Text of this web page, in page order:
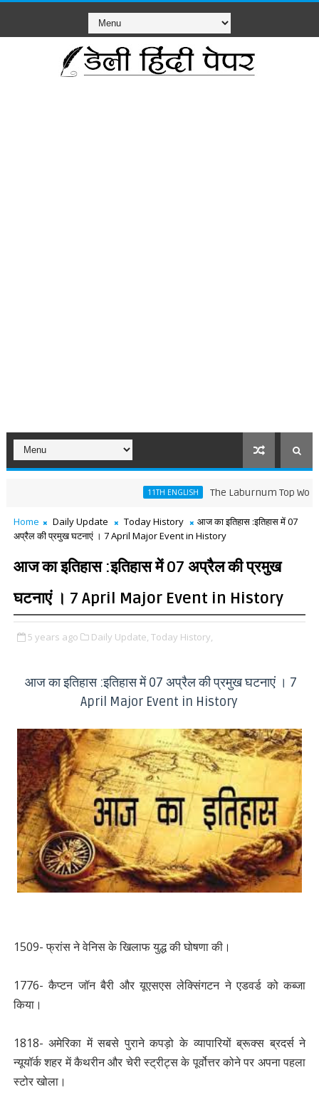
11TH ENGLISH The Laburnum Top Words
Home Daily Update Today History
आज का इतिहास :इतिहास में 07
अप्रैल की प्रमुख घटनाएं । 7 April Major Event in History
आज का इतिहास :इतिहास में 07 अप्रैल की प्रमुख
घटनाएं । 7 April Major Event in History
5 years ago Daily Update, Today History,
आज का इतिहास :इतिहास में 07 अप्रैल की प्रमुख घटनाएं । 7
April Major Event in History
1509- फ्रांस ने वेनिस के खिलाफ युद्ध की घोषणा की।
1776- कैप्टन जॉन बैरी और यूएसएस लेक्सिंगटन ने एडवर्ड को कब्जा
किया।
1818- अमेरिका में सबसे पुराने कपड़ो के व्यापारियों ब्रूक्स ब्रदर्स ने
न्यूयॉर्क शहर में कैथरीन और चेरी स्ट्रीट्स के पूर्वोत्तर कोने पर अपना पहला
स्टोर खोला।